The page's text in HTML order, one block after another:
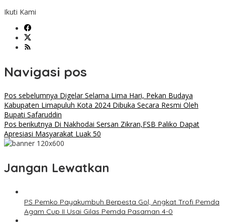
Ikuti Kami
Navigasi pos
Pos sebelumnya Digelar Selama Lima Hari, Pekan Budaya
Kabupaten Limapuluh Kota 2024 Dibuka Secara Resmi Oleh
Bupati Safaruddin
Pos berikutnya Di Nakhodai Sersan Zikran,FSB Paliko Dapat
Apresiasi Masyarakat Luak 50
Jangan Lewatkan
PS Pemko Payakumbuh Berpesta Gol, Angkat Trofi Pemda
Agam Cup II Usai Gilas Pemda Pasaman 4-0